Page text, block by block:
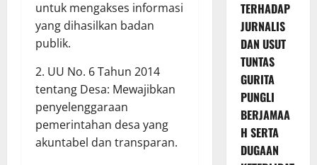
untuk mengakses informasi
yang dihasilkan badan
publik.
2. UU No. 6 Tahun 2014
tentang Desa: Mewajibkan
penyelenggaraan
pemerintahan desa yang
akuntabel dan transparan.
TERHADAP
JURNALIS
DAN USUT
TUNTAS
GURITA
PUNGLI
BERJAMAA
H SERTA
DUGAAN